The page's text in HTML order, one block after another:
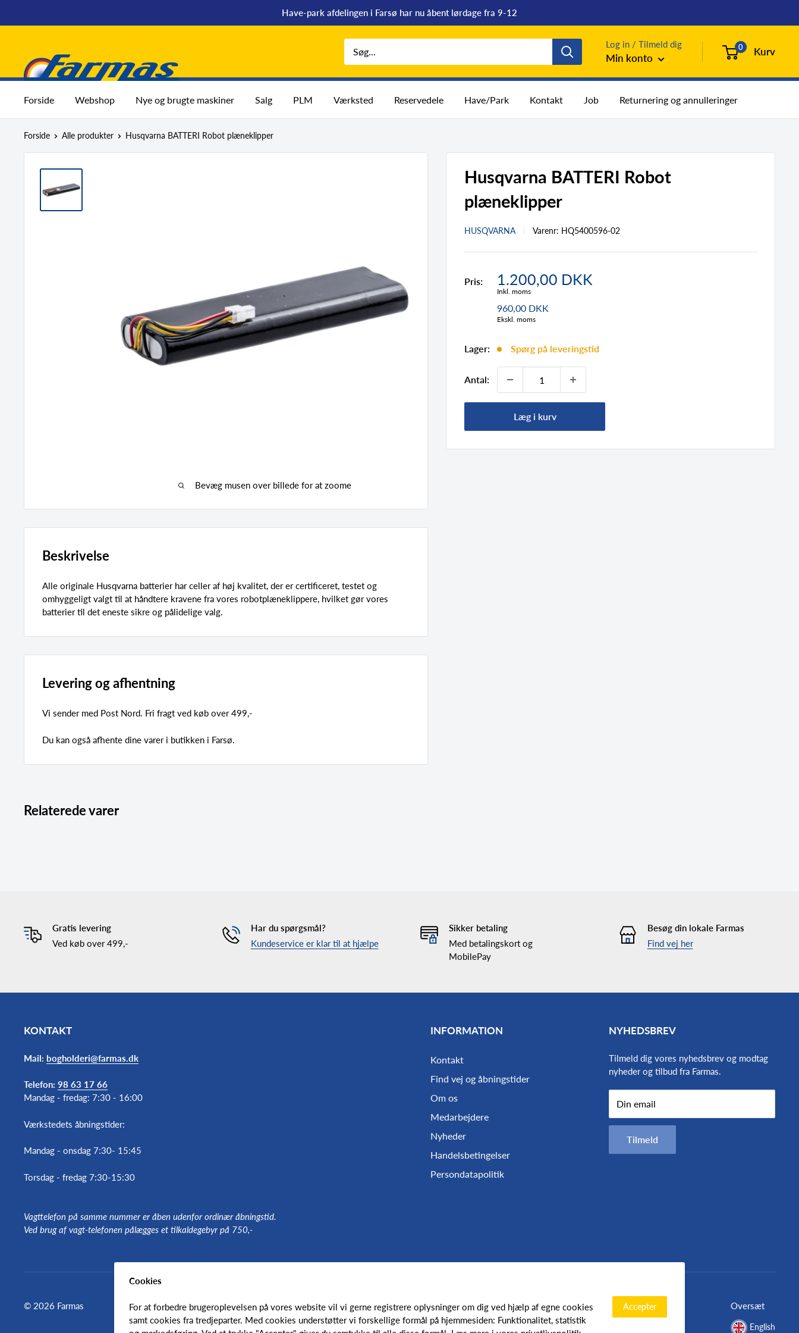
til
Have-park afdelingen i Farsø har nu åbent lørdage fra 9-12
Farmas
Log in / Tilmeld dig
Min konto
0 Kurv
Forside Webshop Nye og brugte maskiner Salg PLM Værksted Reservedele Have/Park Kontakt Job Returnering og annulleringer
Forside Alle produkter Husqvarna BATTERI Robot plæneklipper
Bevæg musen over billede for at zoome
Husqvarna BATTERI Robot
plæneklipper
HUSQVARNA Varenr: HQ5400596-02
Pris: Tilbudspris
1.200,00 DKK
Inkl. moms
960,00 DKK
Ekskl. moms
Lager: Spørg på leveringstid
Antal:
Læg i kurv
Beskrivelse
Alle originale Husqvarna batterier har celler af høj kvalitet, der er certificeret, testet og
omhyggeligt valgt til at håndtere kravene fra vores robotplæneklippere, hvilket gør vores
batterier til det eneste sikre og pålidelige valg.
Levering og afhentning
Vi sender med Post Nord. Fri fragt ved køb over 499,-
Du kan også afhente dine varer i butikken i Farsø.
Relaterede varer
Gratis levering
Ved køb over 499,-
Har du spørgsmål?
Kundeservice er klar til at hjælpe
Sikker betaling
Med betalingskort og
MobilePay
Besøg din lokale Farmas
Find vej her
KONTAKT
Mail: bogholderi@farmas.dk
Telefon: 98 63 17 66
Mandag - fredag: 7:30 - 16:00
Værkstedets åbningstider:
Mandag - onsdag 7:30- 15:45
Torsdag - fredag 7:30-15:30
Vagttelefon på samme nummer er åben udenfor ordinær åbningstid.
Ved brug af vagt-telefonen pålægges et tilkaldegebyr på 750,-
INFORMATION
Kontakt
Find vej og åbningstider
Om os
Medarbejdere
Nyheder
Handelsbetingelser
Persondatapolitik
NYHEDSBREV
Tilmeld dig vores nyhedsbrev og modtag
nyheder og tilbud fra Farmas.
Din email
Tilmeld
© 2026 Farmas Følg os Oversæt
English
Cookies
For at forbedre brugeroplevelsen på vores website vil vi gerne registrere oplysninger om dig ved hjælp af egne cookies
samt cookies fra tredjeparter. Med cookies understøtter vi forskellige formål på hjemmesiden: Funktionalitet, statistik
Accepter